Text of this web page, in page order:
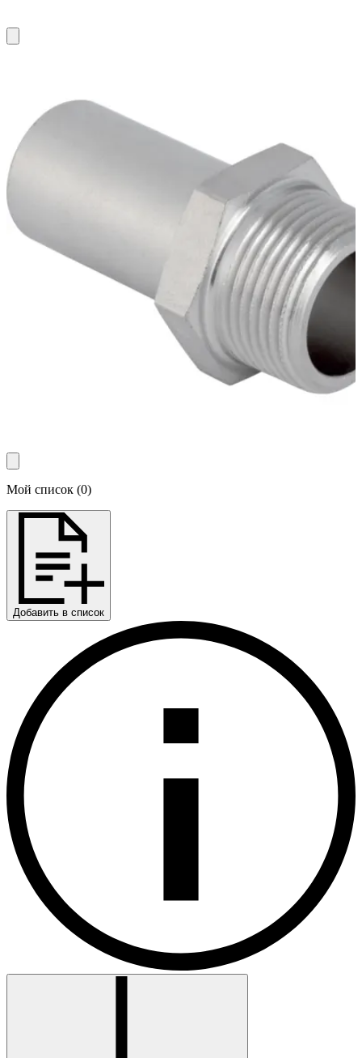
Мой список (0)
Добавить в список